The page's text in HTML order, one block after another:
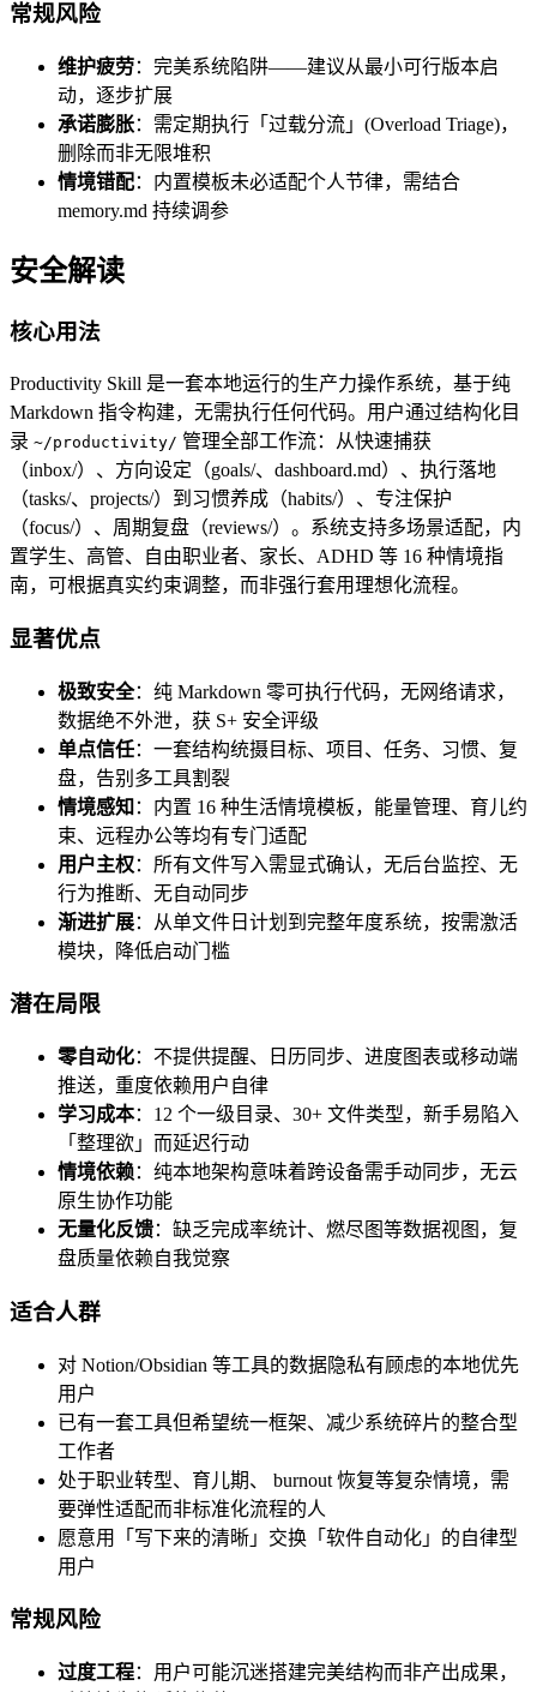
常规风险
维护疲劳：完美系统陷阱——建议从最小可行版本启
动，逐步扩展
承诺膨胀：需定期执行「过载分流」(Overload Triage)，
删除而非无限堆积
情境错配：内置模板未必适配个人节律，需结合
memory.md 持续调参
安全解读
核心用法
Productivity Skill 是一套本地运行的生产力操作系统，基于纯
Markdown 指令构建，无需执行任何代码。用户通过结构化目
录 ~/productivity/ 管理全部工作流：从快速捕获
（inbox/）、方向设定（goals/、dashboard.md）、执行落地
（tasks/、projects/）到习惯养成（habits/）、专注保护
（focus/）、周期复盘（reviews/）。系统支持多场景适配，内
置学生、高管、自由职业者、家长、ADHD 等 16 种情境指
南，可根据真实约束调整，而非强行套用理想化流程。
显著优点
极致安全：纯 Markdown 零可执行代码，无网络请求，
数据绝不外泄，获 S+ 安全评级
单点信任：一套结构统摄目标、项目、任务、习惯、复
盘，告别多工具割裂
情境感知 ：内置 16 种生活情境模板，能量管理、育儿约
束、远程办公等均有专门适配
用户主权：所有文件写入需显式确认，无后台监控、无
行为推断、无自动同步
渐进扩展：从单文件日计划到完整年度系统，按需激活
模块，降低启动门槛
潜在局限
零自动化：不提供提醒、日历同步、进度图表或移动端
推送，重度依赖用户自律
学习成本：12 个一级目录、30+ 文件类型，新手易陷入
「整理欲」而延迟行动
情境依赖：纯本地架构意味着跨设备需手动同步，无云
原生协作功能
无量化反馈：缺乏完成率统计、燃尽图等数据视图，复
盘质量依赖自我觉察
适合人群
对 Notion/Obsidian 等工具的数据隐私有顾虑的本地优先
用户
已有一套工具但希望统一框架、减少系统碎片的整合型
工作者
处于职业转型、育儿期、 burnout 恢复等复杂情境，需
要弹性适配而非标准化流程的人
愿意用「写下来的清晰」交换「软件自动化」的自律型
用户
常规风险
过度工程：用户可能沉迷搭建完美结构而非产出成果，